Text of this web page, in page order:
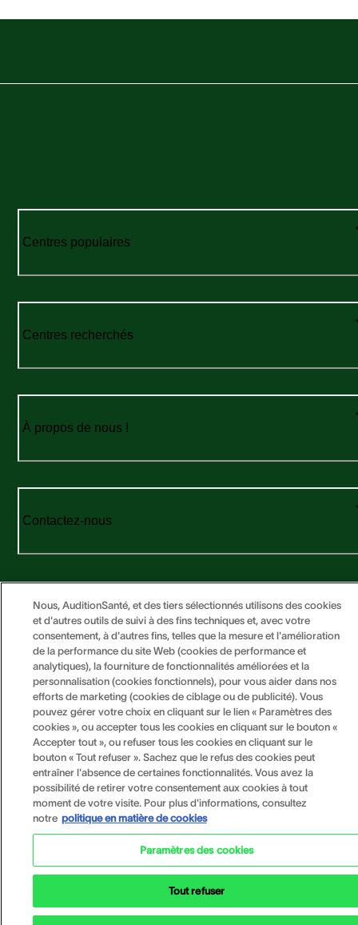
Centres populaires
Centres recherchés
À propos de nous !
Contactez-nous
Copyright © 2026 Sonova. Tous droits réservés.
Politique de confidentialité
Mentions légales
Cookies
Documents légaux
Nous, AuditionSanté, et des tiers sélectionnés utilisons des cookies
et d'autres outils de suivi à des fins techniques et, avec votre
consentement, à d'autres fins, telles que la mesure et l'amélioration
de la performance du site Web (cookies de performance et
analytiques), la fourniture de fonctionnalités améliorées et la
personnalisation (cookies fonctionnels), pour vous aider dans nos
efforts de marketing (cookies de ciblage ou de publicité). Vous
pouvez gérer votre choix en cliquant sur le lien « Paramètres des
cookies », ou accepter tous les cookies en cliquant sur le bouton «
Accepter tout », ou refuser tous les cookies en cliquant sur le
bouton « Tout refuser ». Sachez que le refus des cookies peut
entraîner l'absence de certaines fonctionnalités. Vous avez la
possibilité de retirer votre consentement aux cookies à tout
moment de votre visite. Pour plus d'informations, consultez
notre politique en matière de cookies
Paramètres des cookies
Tout refuser